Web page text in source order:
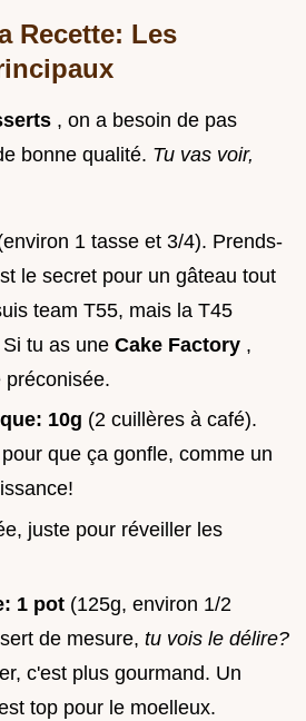
Recette: Les
, on a besoin de pas
bonne qualité. Tu vas voir,
1 tasse et 3/4). Prends-
le secret pour un gâteau tout
team T55, mais la T45
tu as une Cake Factory ,
préconisée.
10g (2 cuillères à café).
que ça gonfle, comme un
juste pour réveiller les
1 pot (125g, environ 1/2
de mesure, tu vois le délire?
c'est plus gourmand. Un
top pour le moelleux.